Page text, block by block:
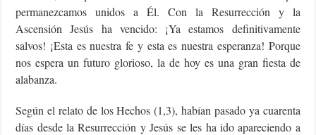
permanezcamos unidos a Él. Con la Resurrección y la
Ascensión Jesús ha vencido: ¡Ya estamos definitivamente
salvos! ¡Esta es nuestra fe y esta es nuestra esperanza! Porque
nos espera un futuro glorioso, la de hoy es una gran fiesta de
alabanza.
Según el relato de los Hechos (1,3), habían pasado ya cuarenta
días desde la Resurrección y Jesús se les ha ido apareciendo a